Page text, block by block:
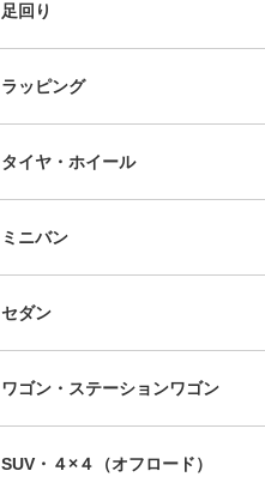
足回り
ラッピング
タイヤ・ホイール
ミニバン
セダン
ワゴン・ステーションワゴン
SUV・４×４（オフロード）